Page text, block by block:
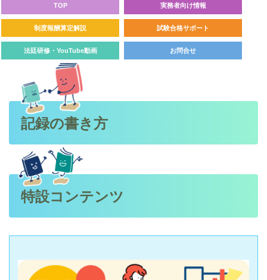
TOP 実務者向け情報
制度報酬算定解説 試験合格サポート
法廷研修・YouTube動画 お問合せ
記録の書き方
特設コンテンツ